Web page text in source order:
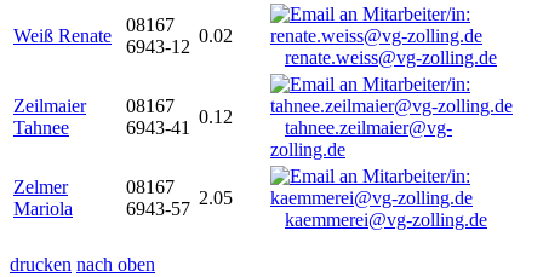
Weiß Renate
08167
6943-12
0.02
renate.weiss@vg-zolling.de
Zeilmaier
Tahnee
08167
6943-41
0.12
tahnee.zeilmaier@vg-
zolling.de
Zelmer
Mariola
08167
6943-57
2.05
kaemmerei@vg-zolling.de
drucken nach oben